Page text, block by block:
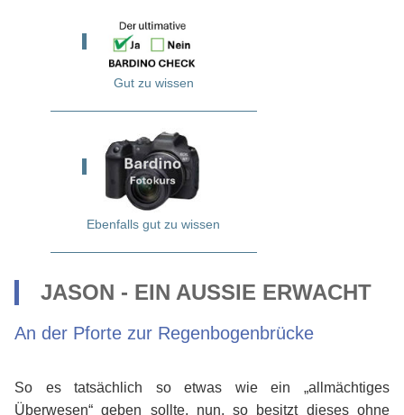
Gut zu wissen
Ebenfalls gut zu wissen
JASON - EIN AUSSIE ERWACHT
An der Pforte zur Regenbogenbrücke
So es tatsächlich so etwas wie ein „allmächtiges
Überwesen“ geben sollte, nun, so besitzt dieses ohne